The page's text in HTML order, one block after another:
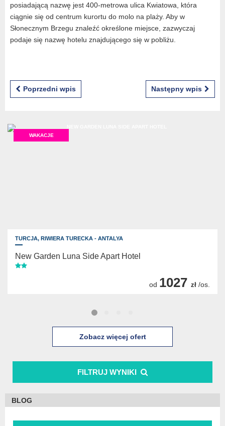
posiadającą nazwę jest 400-metrowa ulica Kwiatowa, która
ciągnie się od centrum kurortu do molo na plaży. Aby w
Słonecznym Brzegu znaleźć określone miejsce, zazwyczaj
podaje się nazwę hotelu znajdującego się w pobliżu.
Poprzedni wpis Następny wpis
BLOG
FILTRUJ WYNIKI
WAKACJE
TURCJA, RIWIERA TURECKA - ANTALYA
New Garden Luna Side Apart Hotel
od 1027 zł /os.
Zobacz więcej ofert